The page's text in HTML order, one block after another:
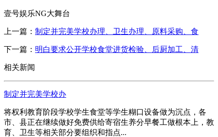
壹号娱乐NG大舞台
上一篇： 制定并完美学校办理、卫生办理、原料采购、食
下一篇： 明白要求公开学校食堂进货检验、后厨加工、清
相关新闻
制定并完美学校办
将权利教育阶段学校学生食堂等学生糊口设备做为沉点，各
市、县正在继续做好免费供给寄宿生养分早餐工做根本上，教
育、卫生等相关部分要组织和指点...